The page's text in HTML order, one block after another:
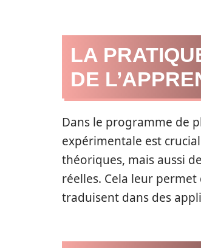
LA
DE
Dans le programme de
expérimentale est
théoriques, mais aussi
réelles. Cela leur
traduisent dans des